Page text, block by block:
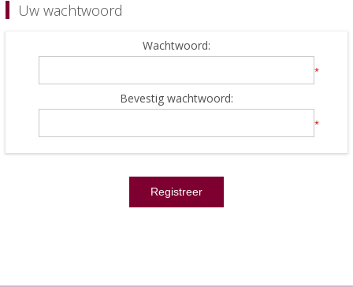
Uw wachtwoord
Wachtwoord:
*
Bevestig wachtwoord:
*